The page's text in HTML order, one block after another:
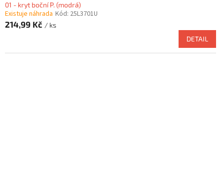
01 - kryt boční P. (modrá)
Existuje náhrada Kód: 25L3701U
214,99 Kč / ks
DETAIL